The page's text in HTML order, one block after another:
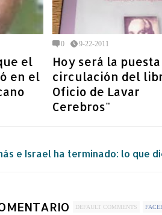
el
en el
0 9-22-2011
Hoy será la
circulación del
Oficio de Lavar
Cerebros"
e Israel ha terminado: lo que
DEFAULT COMMENTS